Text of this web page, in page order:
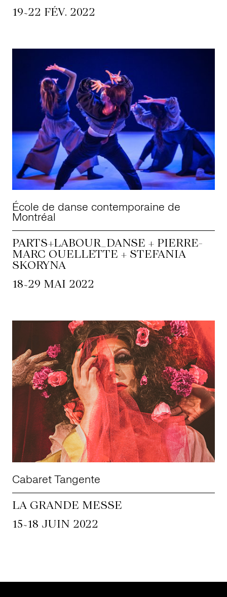
19~22 FÉV. 2022
École de danse contemporaine de
Montréal
PARTS+LABOUR_DANSE + PIERRE-
MARC OUELLETTE + STEFANIA
SKORYNA
18~29 MAI 2022
Cabaret Tangente
LA GRANDE MESSE
15~18 JUIN 2022